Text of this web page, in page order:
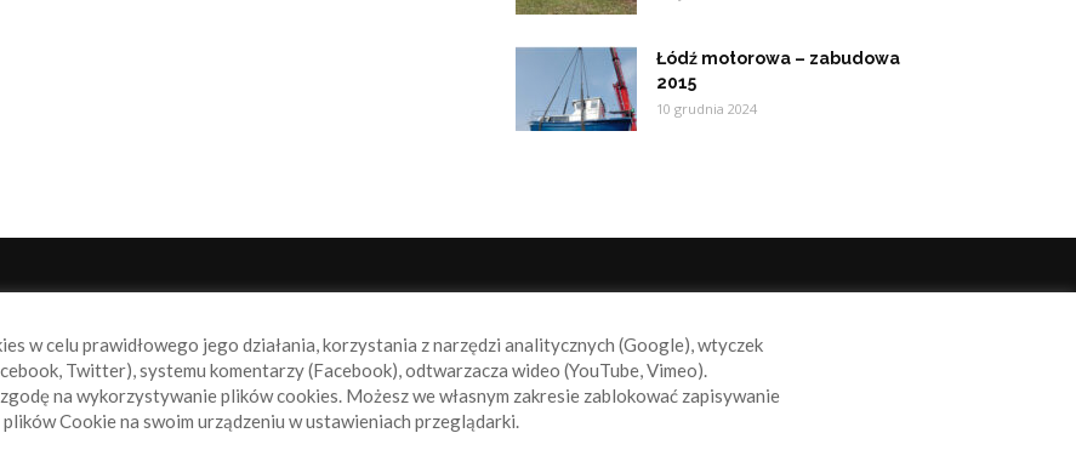
Łódź motorowa – zabudowa
2015
10 grudnia 2024
to miejsce dla wszystkich, którzy szukają aktualnych
ze świata żeglarstwa, świata motorowodniactwa i
w celu prawidłowego jego działania, korzystania z narzędzi analitycznych (Google), wtyczek
Twitter), systemu komentarzy (Facebook), odtwarzacza wideo (YouTube, Vimeo).
na wykorzystywanie plików cookies. Możesz we własnym zakresie zablokować zapisywanie
plików Cookie na swoim urządzeniu w ustawieniach przeglądarki.